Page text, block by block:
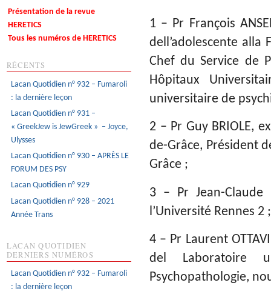
1 – Pr François
dell’adolescente alla
Chef du Service de
Hôpitaux
universitaire de
2 – Pr Guy BRIOLE,
de-Grâce, Président
Grâce ;
3 – Pr Jean-Claude
l’Université Rennes 2 ;
4 – Pr Laurent
del Laboratoire
Psychopathologie,
Présentation de la revue
HERETICS
Tous les numéros de HERETICS
RÉCENTS
Lacan Quotidien n° 932 – Fumaroli
: la dernière leçon
Lacan Quotidien n° 931 –
« GreekJew is JewGreek » – Joyce,
Ulysses
Lacan Quotidien n° 930 – APRÈS LE
FORUM DES PSY
Lacan Quotidien n° 929
Lacan Quotidien n° 928 – 2021
Année Trans
LACAN QUOTIDIEN
DERNIERS NUMÉROS
Lacan Quotidien n° 932 – Fumaroli
: la dernière leçon